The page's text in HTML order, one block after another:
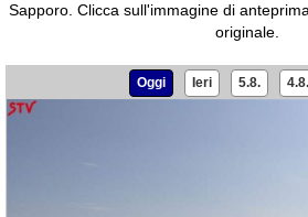
Sapporo. Clicca sull'immagine di
originale.
Oggi Ieri 5.8. 4.8.